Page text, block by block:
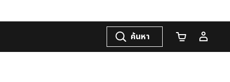
ค้นหา จำนวนรถเข็น